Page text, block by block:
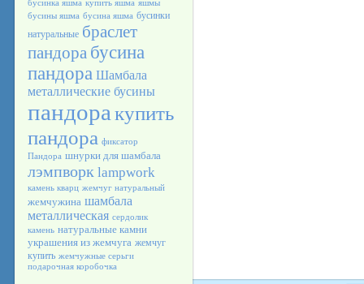
бусинка яшма купить яшма яшмы
бусины яшма бусина яшма бусинки
натуральные браслет
пандора бусина
пандора Шамбала
металлические бусины
пандора купить
пандора фиксатор
Пандора шнурки для шамбала
лэмпворк lampwork
камень кварц жемчуг натуральный
жемчужина шамбала
металлическая сердолик
камень натуральные камни
украшения из жемчуга жемчуг
купить жемчужные серьги
подарочная коробочка